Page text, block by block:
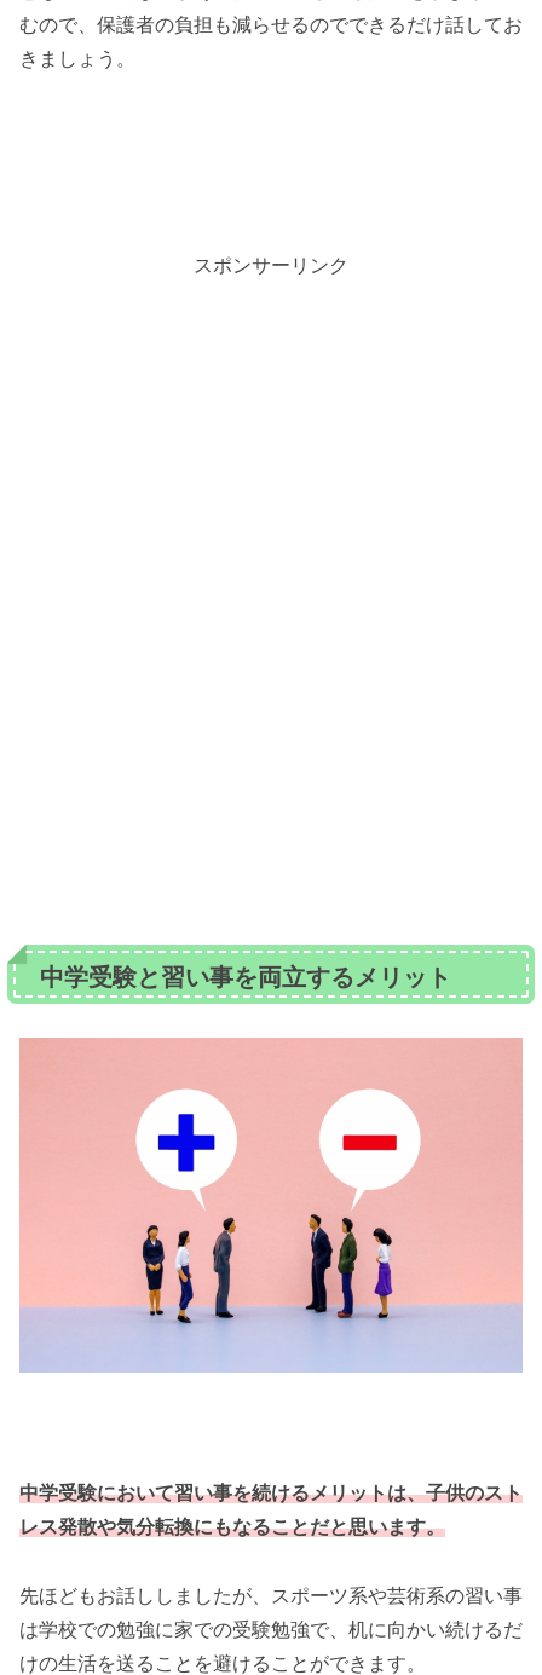
むので、保護者の負担も減らせるのでできるだけ話してお
きましょう。
スポンサーリンク
中学受験と習い事を両立するメリット
中学受験において習い事を続けるメリットは、子供のスト
レス発散や気分転換にもなることだと思います。
先ほどもお話ししましたが、スポーツ系や芸術系の習い事
は学校での勉強に家での受験勉強で、机に向かい続けるだ
けの生活を送ることを避けることができます。